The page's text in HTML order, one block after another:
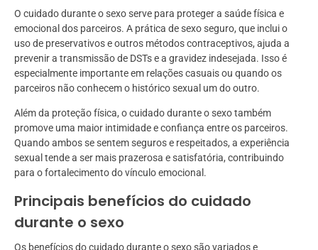
O cuidado durante o sexo serve para proteger a saúde física e
emocional dos parceiros. A prática de sexo seguro, que inclui o
uso de preservativos e outros métodos contraceptivos, ajuda a
prevenir a transmissão de DSTs e a gravidez indesejada. Isso é
especialmente importante em relações casuais ou quando os
parceiros não conhecem o histórico sexual um do outro.
Além da proteção física, o cuidado durante o sexo também
promove uma maior intimidade e confiança entre os parceiros.
Quando ambos se sentem seguros e respeitados, a experiência
sexual tende a ser mais prazerosa e satisfatória, contribuindo
para o fortalecimento do vínculo emocional.
Principais benefícios do cuidado
durante o sexo
Os benefícios do cuidado durante o sexo são variados e